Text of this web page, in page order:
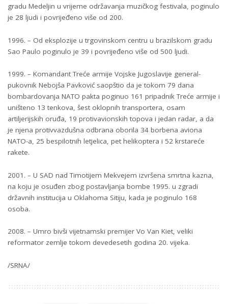
gradu Medeljin u vrijeme održavanja muzičkog festivala, poginulo
je 28 ljudi i povrijeđeno više od 200.
1996. – Od eksplozije u trgovinskom centru u brazilskom gradu
Sao Paulo poginulo je 39 i povrijeđeno više od 500 ljudi.
1999. – Komandant Treće armije Vojske Jugoslavije general-
pukovnik Nebojša Pavković saopštio da je tokom 79 dana
bombardovanja NATO pakta poginuo 161 pripadnik Treće armije i
uništeno 13 tenkova, šest oklopnih transportera, osam
artiljerijskih oruđa, 19 protivavionskih topova i jedan radar, a da
je njena protivvazdušna odbrana oborila 34 borbena aviona
NATO-a, 25 bespilotnih letjelica, pet helikoptera i 52 krstareće
rakete.
2001. – U SAD nad Timotijem Mekvejem izvršena smrtna kazna,
na koju je osuđen zbog postavljanja bombe 1995. u zgradi
državnih institucija u Oklahoma Sitiju, kada je poginulo 168
osoba.
2008. – Umro bivši vijetnamski premijer Vo Van Kiet, veliki
reformator zemlje tokom devedesetih godina 20. vijeka.
/SRNA/